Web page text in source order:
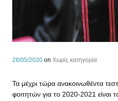
28/05/2020 on Χωρίς κατηγορία
Τα μέχρι τώρα ανακοινωθέντα
φοιτητών για το 2020-2021 είναι